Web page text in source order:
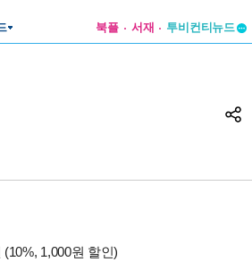
북플 서재
투비컨티뉴드
(10%, 1,000원 할인)